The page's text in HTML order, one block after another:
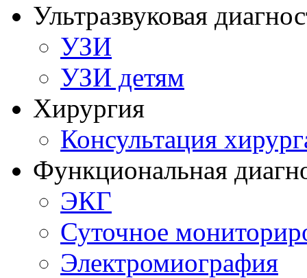
Ультразвуковая
УЗИ
УЗИ детям
Хирургия
Консультация
Функциональная
ЭКГ
Суточное
Электромиография